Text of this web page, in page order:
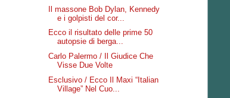
Il massone Bob Dylan, Kennedy
e i golpisti del cor...
Ecco il risultato delle prime 50
autopsie di berga...
Carlo Palermo / Il Giudice Che
Visse Due Volte
Esclusivo / Ecco Il Maxi “Italian
Village” Nel Cuo...